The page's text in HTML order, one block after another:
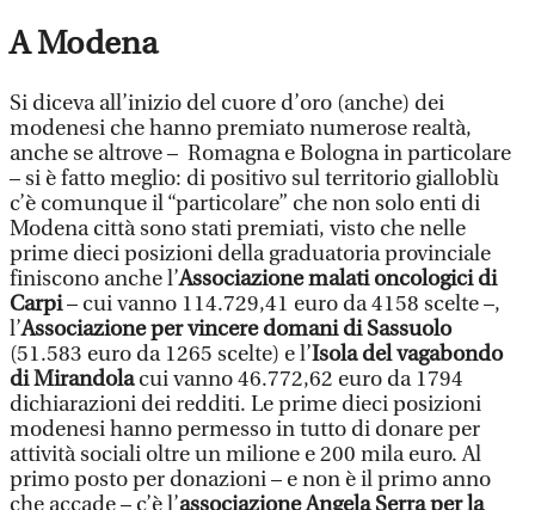
A Modena
Si diceva all’inizio del cuore d’oro (anche) dei
modenesi che hanno premiato numerose realtà,
anche se altrove – Romagna e Bologna in particolare
– si è fatto meglio: di positivo sul territorio gialloblù
c’è comunque il “particolare” che non solo enti di
Modena città sono stati premiati, visto che nelle
prime dieci posizioni della graduatoria provinciale
finiscono anche l’Associazione malati oncologici di
Carpi– cui vanno 114.729,41 euro da 4158 scelte –,
l’Associazione per vincere domani di Sassuolo
(51.583 euro da 1265 scelte) e l’Isola del vagabondo
di Mirandolacui vanno 46.772,62 euro da 1794
dichiarazioni dei redditi. Le prime dieci posizioni
modenesi hanno permesso in tutto di donare per
attività sociali oltre un milione e 200 mila euro. Al
primo posto per donazioni – e non è il primo anno
che accade – c’è l’associazione Angela Serra per la